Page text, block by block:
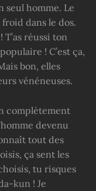
seul homme. Le
dans le dos.
réussi ton
! C’est ça,
bon, elles
vénéneuses.
complètement
devenu
tout des
ça sent les
tu risques
kun ! Je